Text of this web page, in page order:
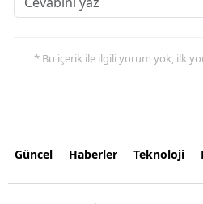
* Bu içerik ile ilgili yorum yok, ilk
Güncel Haberler Teknoloji